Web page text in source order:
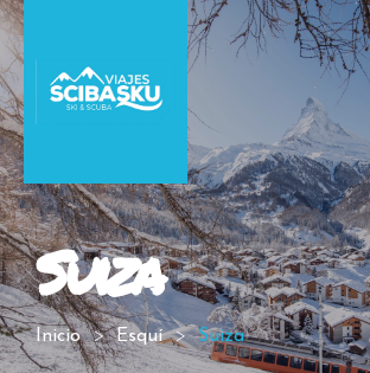
Suiza
Inicio Esquí Suiza